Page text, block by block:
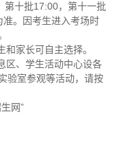
第十批17:00，第十一批
。因考生进入考场时
家长可自主选择。
区、学生活动中心设各
验室参观等活动，请按
网”